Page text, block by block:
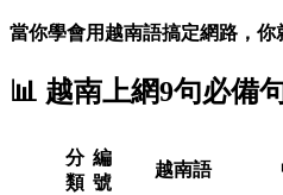
當你學會用越南語搞定網路，你
📊 越南上網9句必備
分
類
編
號
越南語